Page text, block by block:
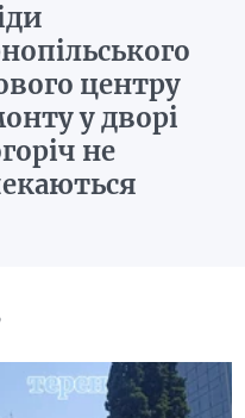
центру
у дворі
не